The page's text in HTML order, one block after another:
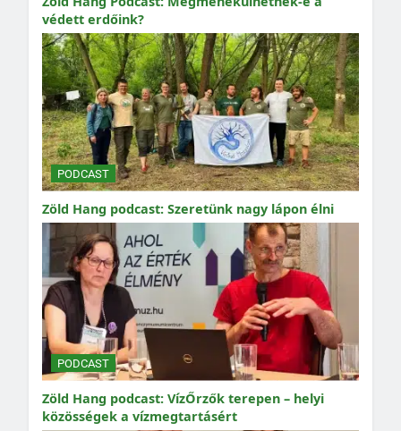
védett erdőink?
PODCAST
Zöld Hang podcast: Szeretünk nagy lápon élni
PODCAST
Zöld Hang podcast: VízŐrzők terepen – helyi
közösségek a vízmegtartásért